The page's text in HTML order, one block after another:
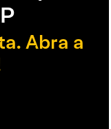
Abra a